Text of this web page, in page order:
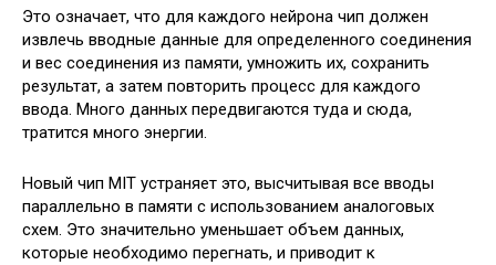
Это означает, что для каждого нейрона чип должен
извлечь вводные данные для определенного соединения
и вес соединения из памяти, умножить их, сохранить
результат, а затем повторить процесс для каждого
ввода. Много данных передвигаются туда и сюда,
тратится много энергии.
Новый чип MIT устраняет это, высчитывая все вводы
параллельно в памяти с использованием аналоговых
схем. Это значительно уменьшает объем данных,
которые необходимо перегнать, и приводит к